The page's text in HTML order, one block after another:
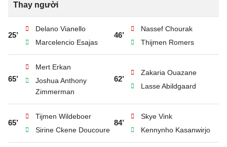
Thay người
25’
Delano Vianello
Marcelencio Esajas
46’
Nassef Chourak
Thijmen Romers
65’
Mert Erkan
Joshua Anthony
Zimmerman
62’
Zakaria Ouazane
Lasse Abildgaard
65’
Tijmen Wildeboer
Sirine Ckene Doucoure
84’
Skye Vink
Kennynho Kasanwirjo